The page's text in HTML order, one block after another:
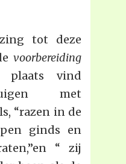
tot deze
voorbereiding
plaats vind
met
“razen in de
ginds en
“ zij